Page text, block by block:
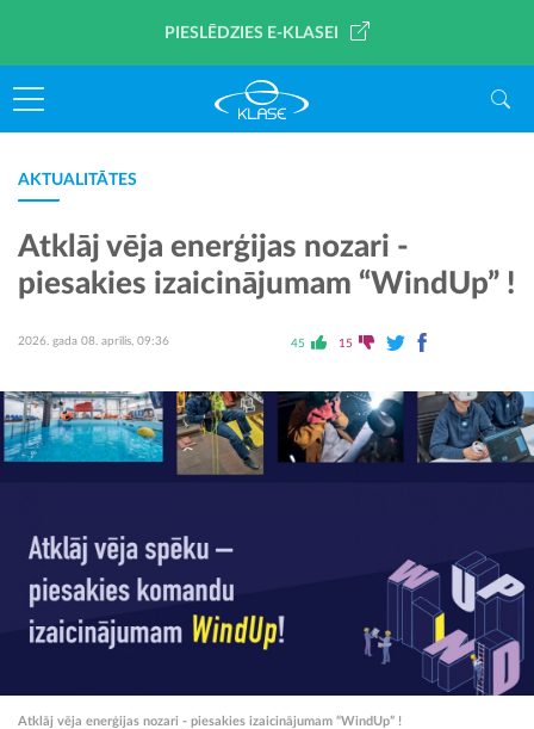
PIESLĒDZIES E-KLASEI
AKTUALITĀTES
Atklāj vēja enerģijas nozari -
piesakies izaicinājumam “WindUp” !
2026. gada 08. aprīlis, 09:36 45 15
Atklāj vēja enerģijas nozari - piesakies izaicinājumam “WindUp” !